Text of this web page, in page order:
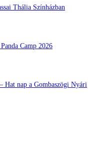
Thália Színházban
Camp 2026
Hat nap a Gombaszögi Nyári